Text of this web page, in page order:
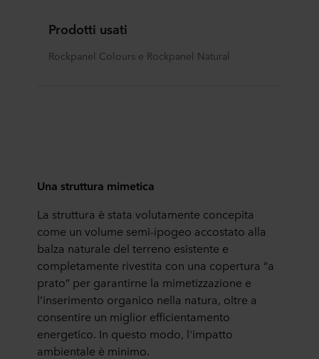
Prodotti usati
Rockpanel Colours e Rockpanel Natural
Una struttura mimetica
La struttura è stata volutamente concepita
come un volume semi-ipogeo accostato alla
balza naturale del terreno esistente e
completamente rivestita con una copertura “a
prato” per garantirne la mimetizzazione e
l’inserimento organico nella natura, oltre a
consentire un miglior efficientamento
energetico. In questo modo, l'impatto
ambientale è minimo.